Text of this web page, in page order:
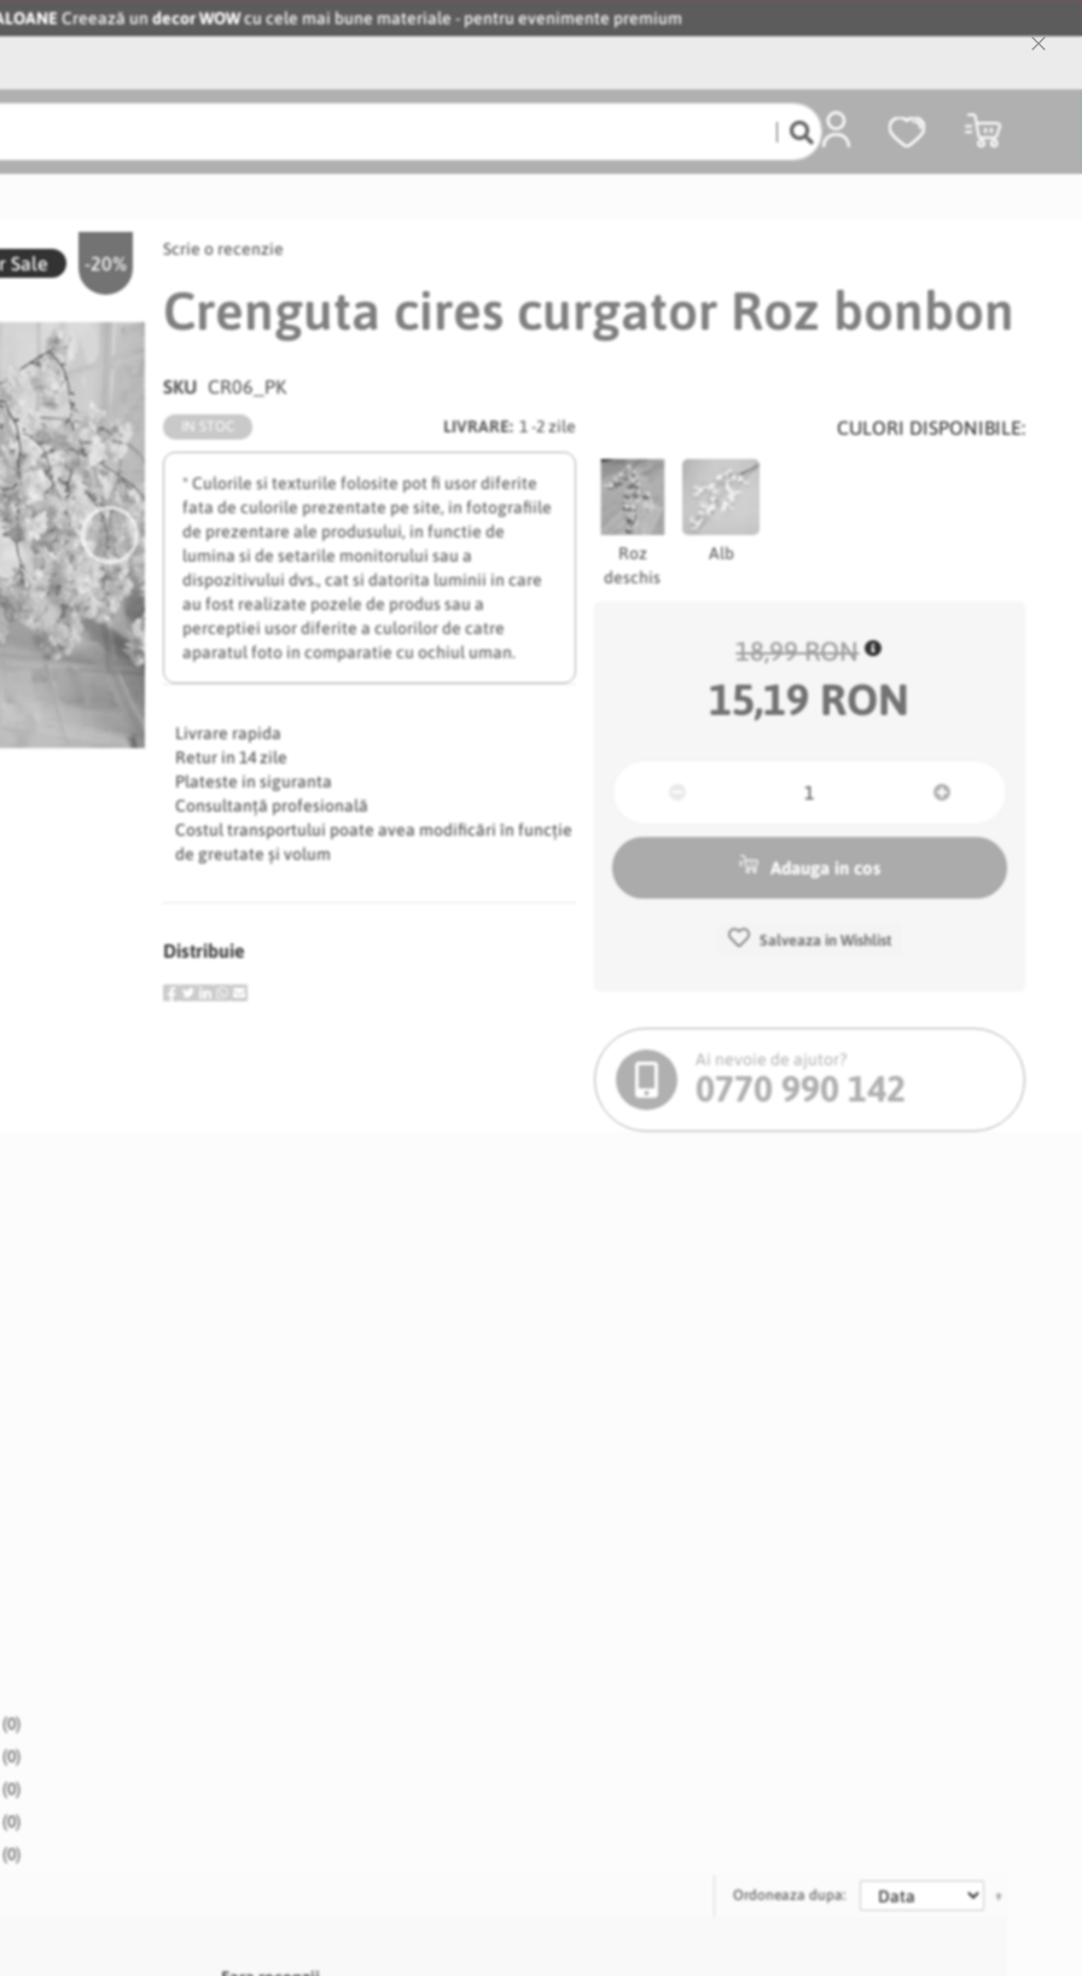
Creează undecor WOWcu cele mai bune materiale - pentru evenimente premium
Coșul meu
-20%
Sale
Scrie o recenzie
Crenguta cires curgator Roz bonbon
SKU CR06_PK
LIVRARE: 1 -2 zile
* Culorile si texturile folosite pot fi usor diferite
fata de culorile prezentate pe site, in fotografiile
de prezentare ale produsului, in functie de
lumina si de setarile monitorului sau a
dispozitivului dvs., cat si datorita luminii in care
au fost realizate pozele de produs sau a
perceptiei usor diferite a culorilor de catre
aparatul foto in comparatie cu ochiul uman.
Livrare rapida
Retur in 14 zile
Plateste in siguranta
Consultanță profesională
Costul transportului poate avea modificări în funcție
de greutate și volum
Distribuie
CULORI DISPONIBILE:
Roz
deschis
Alb
18,99 RON
15,19 RON
Adauga in cos
Salveaza in Wishlist
Ai nevoie de ajutor?
0770 990 142
Ordoneaza dupa: